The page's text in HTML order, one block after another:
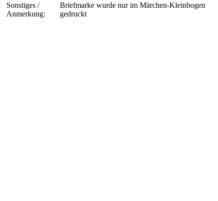
Sonstiges /
Anmerkung:
Briefmarke wurde nur im Märchen-Kleinbogen
gedruckt